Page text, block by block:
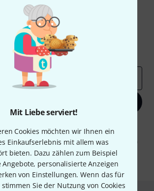
Mit Liebe serviert!
Cookies möchten wir Ihnen ein
Einkaufserlebnis mit allem was
bieten. Dazu zählen zum Beispiel
Angebote, personalisierte Anzeigen
von Einstellungen. Wenn das für
stimmen Sie der Nutzung von Cookies
Thomann Newsletter
Newsletter und gewinne mit
von
50 Gutscheinenüber jeweils
Beiträge
Deals
anmelden“ stimmen Sie dem Erhalt von E-Mail-
Messung des E-Mail-Nutzungsverhaltens zu. Die
möglich. Weitere Informationen finden Sie in
unseren
Datenschutzhinweisen
* Pflichtfeld